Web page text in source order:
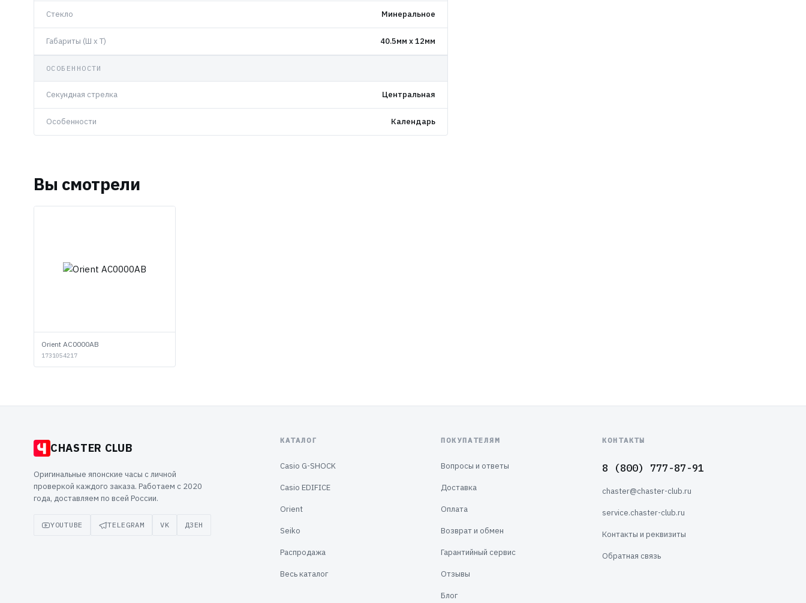
Стекло Минеральное
Габариты (Ш x Т) 40.5мм x 12мм
ОСОБЕННОСТИ
Секундная стрелка Центральная
Особенности Календарь
Вы смотрели
Orient AC0000AB
1731054217
CHASTER CLUB
Оригинальные японские часы с личной
проверкой каждого заказа. Работаем с 2020
года, доставляем по всей России.
YOUTUBE TELEGRAM VK ДЗЕН
КАТАЛОГ
Casio G-SHOCK
Casio EDIFICE
Orient
Seiko
Распродажа
Весь каталог
ПОКУПАТЕЛЯМ
Вопросы и ответы
Доставка
Оплата
Возврат и обмен
Гарантийный сервис
Отзывы
Блог
КОНТАКТЫ
8 (800) 777-87-91
chaster@chaster-club.ru
service.chaster-club.ru
Контакты и реквизиты
Обратная связь